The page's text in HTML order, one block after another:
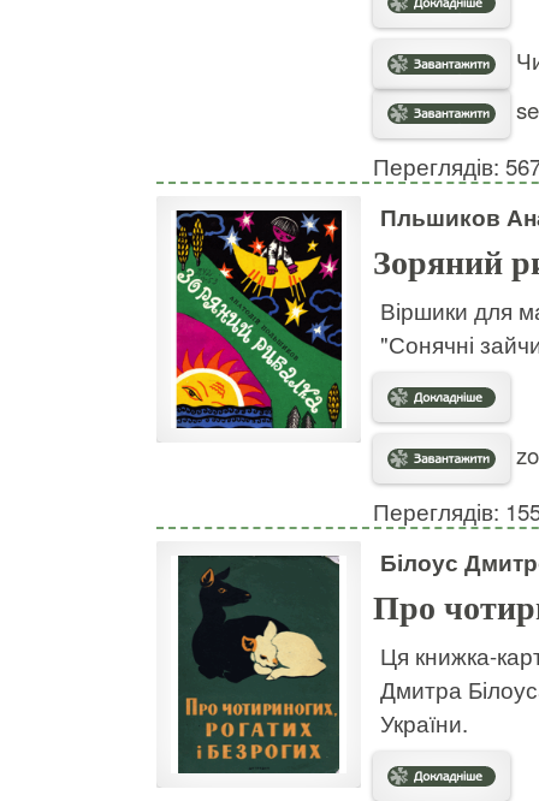
Переглядів:
Пльшиков
Зоряний
Віршики для
"Сонячні
Переглядів:
Білоус
Про
Ця книжка-
Дмитра
України.